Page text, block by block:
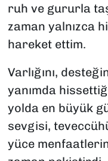
ruh ve gururla
zaman yalnızca
hareket ettim.
Varlığını,
yanımda
yolda en büyük
sevgisi,
yüce